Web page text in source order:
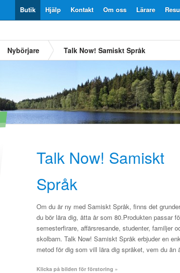
Lärare
Om oss
Kontakt
Hjälp
Butik
Nybörjare Talk Now! Samiskt Språk
Talk Now! Samiskt
Språk
Om du är ny med Samiskt Språk, finns det grunder
du bör lära dig, åtta år som 80.Produkten passar
semesterfirare, affärsresande, studenter, familjer
skolbarn. Talk Now! Samiskt Språk erbjuder en
metod för dig som vill lära dig språket, vem du än
Klicka på bilden för förstoring »